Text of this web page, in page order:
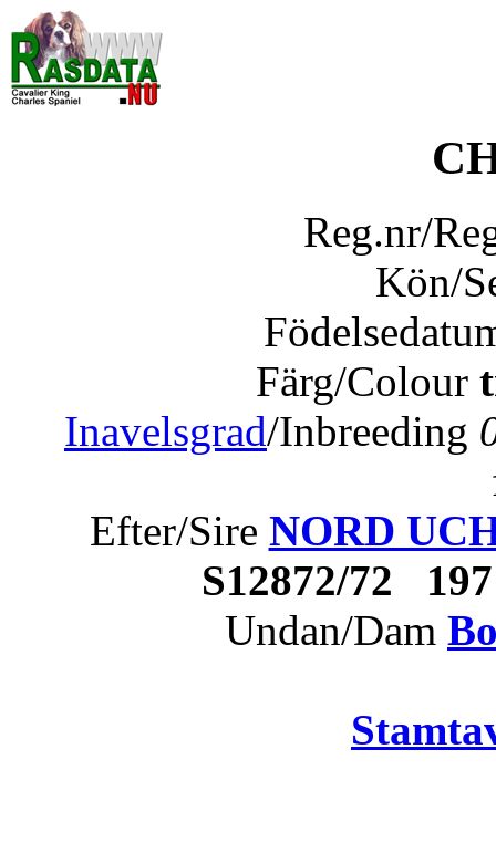
Reg.nr/
Kön/
Färg/Colour
Inavelsgrad/Inbreeding
Efter/Sire NORD
S12872/72
Undan/Dam